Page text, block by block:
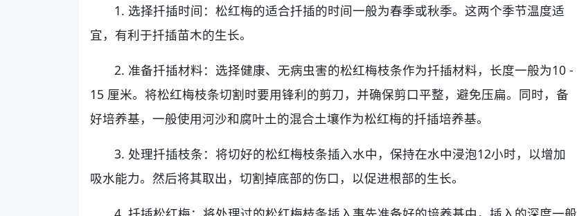
1. 选择扦插时间：松红梅的适合扦插的时间一般为春季或秋季。这两个季节温度适
宜，有利于扦插苗木的生长。
2. 准备扦插材料：选择健康、无病虫害的松红梅枝条作为扦插材料，长度一般为10 -
15 厘米。将松红梅枝条切割时要用锋利的剪刀，并确保剪口平整，避免压扁。同时，备
好培养基，一般使用河沙和腐叶土的混合土壤作为松红梅的扦插培养基。
3. 处理扦插枝条：将切好的松红梅枝条插入水中，保持在水中浸泡12小时，以增加
吸水能力。然后将其取出，切割掉底部的伤口，以促进根部的生长。